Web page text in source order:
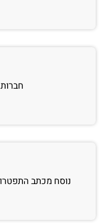
נוסח מכתב